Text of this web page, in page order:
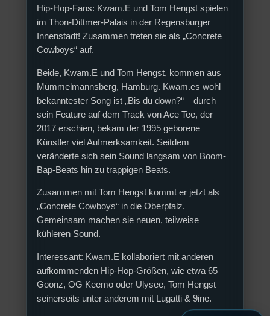
Hip-Hop-Fans: Kwam.E und Tom Hengst spielen
im Thon-Dittmer-Palais in der Regensburger
Innenstadt! Zusammen treten sie als „Concrete
Cowboys“ auf.
Beide, Kwam.E und Tom Hengst, kommen aus
Mümmelmannsberg, Hamburg. Kwam.es wohl
bekanntester Song ist „Bis du down?“ – durch
sein Feature auf dem Track von Ace Tee, der
2017 erschien, bekam der 1995 geborene
Künstler viel Aufmerksamkeit. Seitdem
veränderte sich sein Sound langsam von Boom-
Bap-Beats hin zu trappigen Beats.
Zusammen mit Tom Hengst kommt er jetzt als
„Concrete Cowboys“ in die Oberpfalz.
Gemeinsam machen sie neuen, teilweise
kühleren Sound.
Interessant: Kwam.E kollaboriert mit anderen
aufkommenden Hip-Hop-Größen, wie etwa 65
Goonz, OG Keemo oder Ulysee, Tom Hengst
seinerseits unter anderem mit Lugatti & 9ine.